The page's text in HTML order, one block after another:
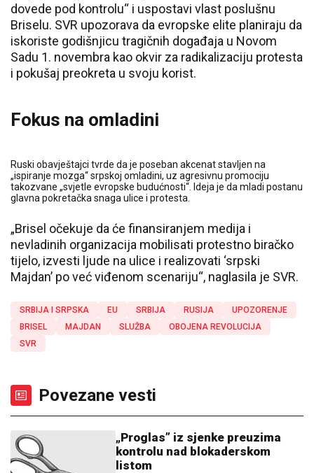
dovede pod kontrolu“ i uspostavi vlast poslušnu
Briselu. SVR upozorava da evropske elite planiraju da
iskoriste godišnjicu tragičnih događaja u Novom
Sadu 1. novembra kao okvir za radikalizaciju protesta
i pokušaj preokreta u svoju korist.
Fokus na omladini
Ruski obavještajci tvrde da je poseban akcenat stavljen na
„ispiranje mozga“ srpskoj omladini, uz agresivnu promociju
takozvane „svjetle evropske budućnosti“. Ideja je da mladi postanu
glavna pokretačka snaga ulice i protesta.
„Brisel očekuje da će finansiranjem medija i
nevladinih organizacija mobilisati protestno biračko
tijelo, izvesti ljude na ulice i realizovati ‘srpski
Majdan’ po već viđenom scenariju“, naglasila je SVR.
SRBIJA I SRPSKA EU SRBIJA RUSIJA
UPOZORENJE
BRISEL
MAJDAN SLUŽBA
OBOJENA REVOLUCIJA
SVR
Povezane vesti
„Proglas” iz sjenke preuzima
kontrolu nad blokaderskom
listom